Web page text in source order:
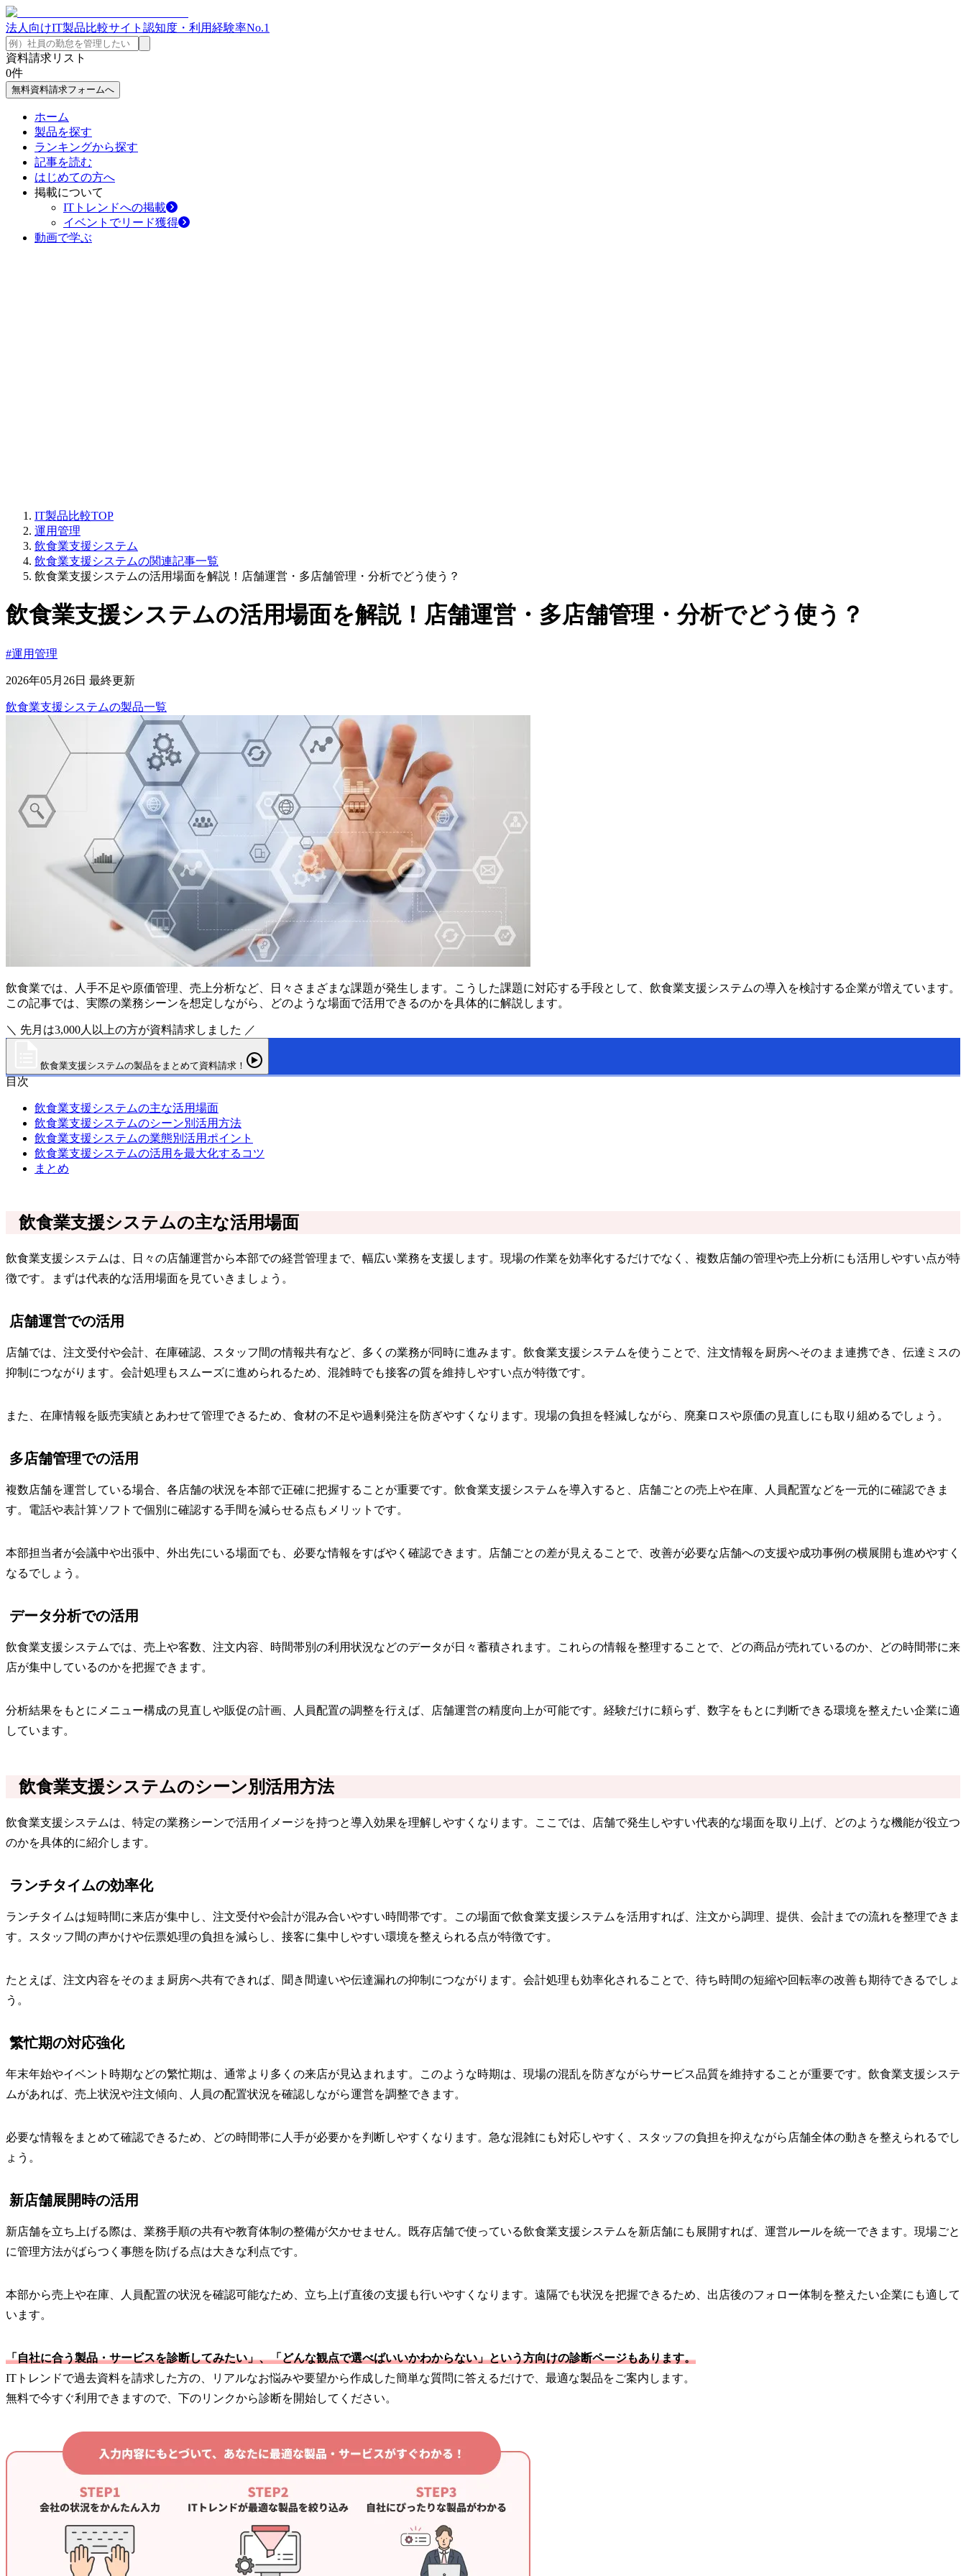
法人向けIT製品比較サイト 認知度・利用経験率No.1
資料請求リスト
0件
無料資料請求フォームへ
ホーム
製品を探す
ランキングから探す
記事を読む
はじめての方へ
掲載について
ITトレンドへの掲載
イベントでリード獲得
動画で学ぶ
IT製品比較TOP
運用管理
飲食業支援システム
飲食業支援システムの関連記事一覧
飲食業支援システムの活用場面を解説！店舗運営・多店舗管理・分析でどう使う？
飲食業支援システムの活用場面を解説！店舗運営・多店舗管理・分析でどう使う？
#運用管理
2026年05月26日 最終更新
飲食業支援システムの製品一覧
飲食業では、人手不足や原価管理、売上分析など、日々さまざまな課題が発生します。こうした課題に対応する手段として、飲食業支援システムの導入を検討する企業が増えています。
この記事では、実際の業務シーンを想定しながら、どのような場面で活用できるのかを具体的に解説します。
＼ 先月は3,000人以上の方が資料請求しました ／
飲食業支援システムの製品をまとめて資料請求！
目次
飲食業支援システムの主な活用場面
飲食業支援システムのシーン別活用方法
飲食業支援システムの業態別活用ポイント
飲食業支援システムの活用を最大化するコツ
まとめ
飲食業支援システムの主な活用場面
飲食業支援システムは、日々の店舗運営から本部での経営管理まで、幅広い業務を支援します。現場の作業を効率化するだけでなく、複数店舗の管理や売上分析にも活用しやすい点が特
徴です。まずは代表的な活用場面を見ていきましょう。
店舗運営での活用
店舗では、注文受付や会計、在庫確認、スタッフ間の情報共有など、多くの業務が同時に進みます。飲食業支援システムを使うことで、注文情報を厨房へそのまま連携でき、伝達ミスの
抑制につながります。会計処理もスムーズに進められるため、混雑時でも接客の質を維持しやすい点が特徴です。
また、在庫情報を販売実績とあわせて管理できるため、食材の不足や過剰発注を防ぎやすくなります。現場の負担を軽減しながら、廃棄ロスや原価の見直しにも取り組めるでしょう。
多店舗管理での活用
複数店舗を運営している場合、各店舗の状況を本部で正確に把握することが重要です。飲食業支援システムを導入すると、店舗ごとの売上や在庫、人員配置などを一元的に確認できま
す。電話や表計算ソフトで個別に確認する手間を減らせる点もメリットです。
本部担当者が会議中や出張中、外出先にいる場面でも、必要な情報をすばやく確認できます。店舗ごとの差が見えることで、改善が必要な店舗への支援や成功事例の横展開も進めやすく
なるでしょう。
データ分析での活用
飲食業支援システムでは、売上や客数、注文内容、時間帯別の利用状況などのデータが日々蓄積されます。これらの情報を整理することで、どの商品が売れているのか、どの時間帯に来
店が集中しているのかを把握できます。
分析結果をもとにメニュー構成の見直しや販促の計画、人員配置の調整を行えば、店舗運営の精度向上が可能です。経験だけに頼らず、数字をもとに判断できる環境を整えたい企業に適
しています。
飲食業支援システムのシーン別活用方法
飲食業支援システムは、特定の業務シーンで活用イメージを持つと導入効果を理解しやすくなります。ここでは、店舗で発生しやすい代表的な場面を取り上げ、どのような機能が役立つ
のかを具体的に紹介します。
ランチタイムの効率化
ランチタイムは短時間に来店が集中し、注文受付や会計が混み合いやすい時間帯です。この場面で飲食業支援システムを活用すれば、注文から調理、提供、会計までの流れを整理できま
す。スタッフ間の声かけや伝票処理の負担を減らし、接客に集中しやすい環境を整えられる点が特徴です。
たとえば、注文内容をそのまま厨房へ共有できれば、聞き間違いや伝達漏れの抑制につながります。会計処理も効率化されることで、待ち時間の短縮や回転率の改善も期待できるでしょ
う。
繁忙期の対応強化
年末年始やイベント時期などの繁忙期は、通常より多くの来店が見込まれます。このような時期は、現場の混乱を防ぎながらサービス品質を維持することが重要です。飲食業支援システ
ムがあれば、売上状況や注文傾向、人員の配置状況を確認しながら運営を調整できます。
必要な情報をまとめて確認できるため、どの時間帯に人手が必要かを判断しやすくなります。急な混雑にも対応しやすく、スタッフの負担を抑えながら店舗全体の動きを整えられるでし
ょう。
新店舗展開時の活用
新店舗を立ち上げる際は、業務手順の共有や教育体制の整備が欠かせません。既存店舗で使っている飲食業支援システムを新店舗にも展開すれば、運営ルールを統一できます。現場ごと
に管理方法がばらつく事態を防げる点は大きな利点です。
本部から売上や在庫、人員配置の状況を確認可能なため、立ち上げ直後の支援も行いやすくなります。遠隔でも状況を把握できるため、出店後のフォロー体制を整えたい企業にも適して
います。
「自社に合う製品・サービスを診断してみたい」、「どんな観点で選べばいいかわからない」という方向けの診断ページもあります。
ITトレンドで過去資料を請求した方の、リアルなお悩みや要望から作成した簡単な質問に答えるだけで、最適な製品をご案内します。
無料で今すぐ利用できますので、下のリンクから診断を開始してください。